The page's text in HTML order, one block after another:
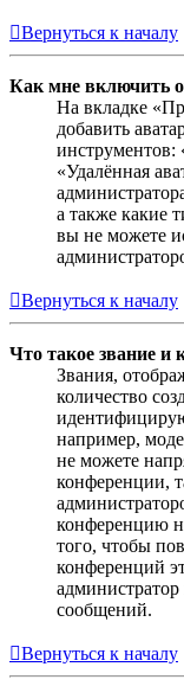
Вернуться к началу
Как мне включить
На вкладке
добавить
инструментов:
«Удалённая
а также какие
вы не можете
Вернуться к началу
Что такое звание и
Звания,
количество
например,
не можете
конференции,
конференцию
того, чтобы
конференций
администратор
сообщений.
Вернуться к началу